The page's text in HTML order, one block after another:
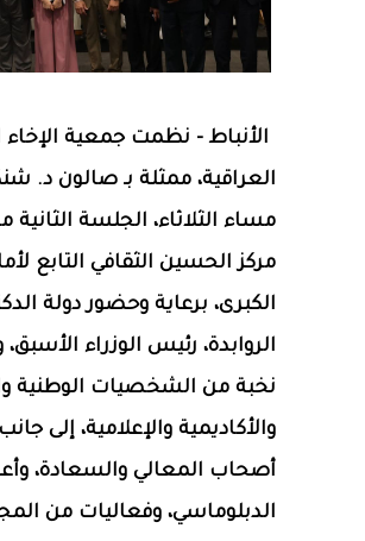
الأنباط - نظمت جمعية الإخاء
العراقية، ممثلة بـ صالون د.
مساء الثلاثاء، الجلسة
مركز الحسين الثقافي التابع
الكبرى، برعاية وحضور دولة
الروابدة، رئيس الوزراء
نخبة من الشخصيات الوطنية
والأكاديمية والإعلامية، إلى
أصحاب المعالي والسعادة،
الدبلوماسي، وفعاليات من